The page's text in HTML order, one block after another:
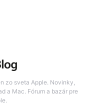
zo sveta Apple. Novinky,
a Mac. Fórum a bazár pre